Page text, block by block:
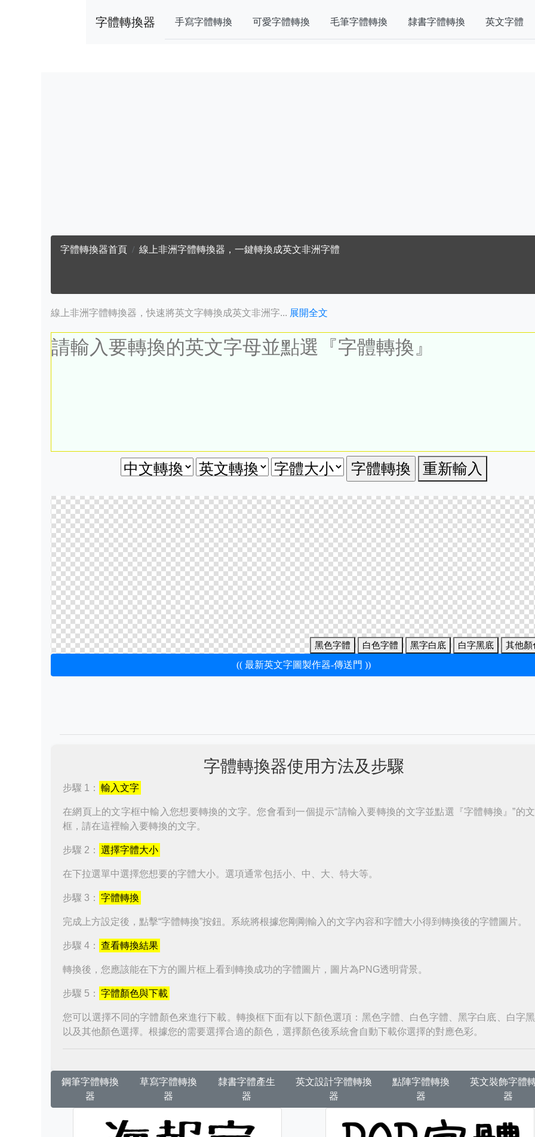
字體轉換器 手寫字體轉換 可愛字體轉換 毛筆字體轉換 隸書字體轉換 英文字體
字體轉換器首頁 線上非洲字體轉換器，一鍵轉換成英文非洲字體
線上非洲字體轉換器，快速將英文字轉換成英文非洲字... 展開全文
重新輸入
黑色字體 白色字體 黑字白底 白字黑底 其他
(( 最新英文字圖製作器-傳送門 ))
字體轉換器使用方法及步驟
步驟 1： 輸入文字
在網頁上的文字框中輸入您想要轉換的文字。您會看到一個提示“請輸入要轉換的文字並點選『字體轉換』”的
框，請在這裡輸入要轉換的文字。
步驟 2： 選擇字體大小
在下拉選單中選擇您想要的字體大小。選項通常包括小、中、大、特大等。
步驟 3： 字體轉換
完成上方設定後，點擊“字體轉換”按鈕。系統將根據您剛剛輸入的文字內容和字體大小得到轉換後的字體圖片。
步驟 4： 查看轉換結果
轉換後，您應該能在下方的圖片框上看到轉換成功的字體圖片，圖片為PNG透明背景。
步驟 5： 字體顏色與下載
您可以選擇不同的字體顏色來進行下載。轉換框下面有以下顏色選項：黑色字體、白色字體、黑字白底、白字
以及其他顏色選擇。根據您的需要選擇合適的顏色，選擇顏色後系統會自動下載你選擇的對應色彩。
鋼筆字體轉換
器
草寫字體轉換
器
隸書字體產生
器
英文設計字體轉換
器
點陣字體轉換
器
英文裝飾字體
器